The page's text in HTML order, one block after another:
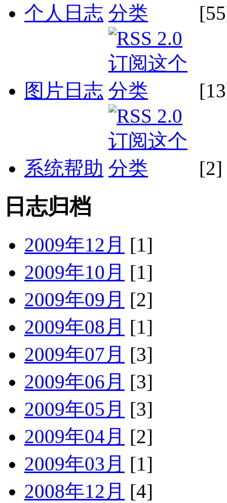
个人日志
图片日志
系统帮助 [2]
日志归档
2009年12月 [1]
2009年10月 [1]
2009年09月 [2]
2009年08月 [1]
2009年07月 [3]
2009年06月 [3]
2009年05月 [3]
2009年04月 [2]
2009年03月 [1]
2008年12月 [4]